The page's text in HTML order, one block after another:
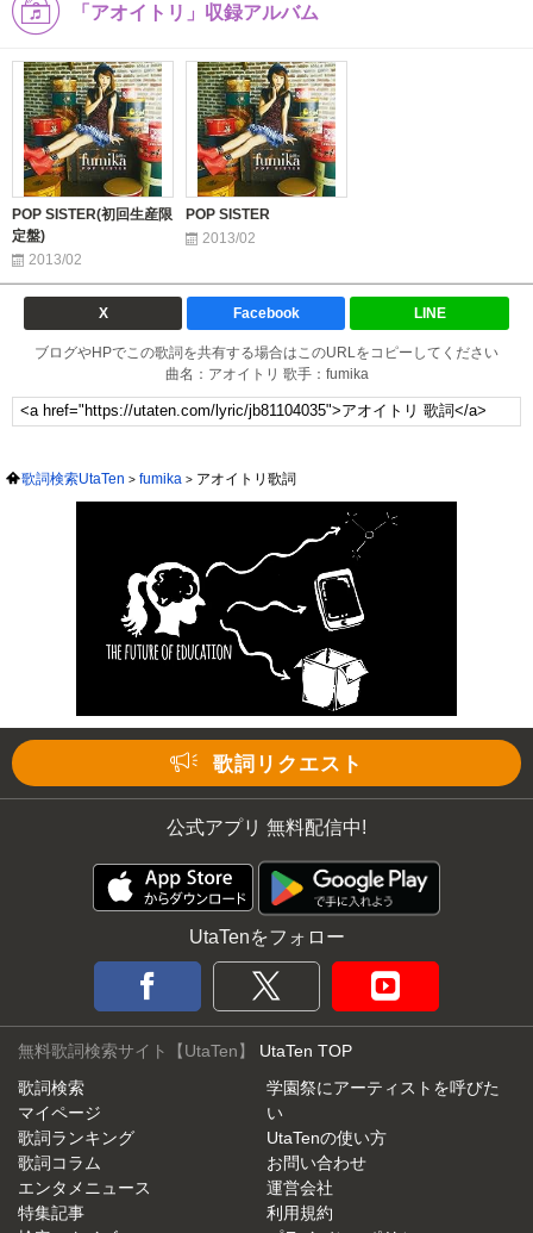
「アオイトリ」収録アルバム
POP SISTER(初回生産限
定盤)
2013/02
POP SISTER
2013/02
X Facebook LINE
ブログやHPでこの歌詞を共有する場合はこのURLをコピーしてください
曲名：アオイトリ 歌手：fumika
歌詞検索UtaTen fumika アオイトリ歌詞
歌詞リクエスト
公式アプリ 無料配信中!
UtaTenをフォロー
無料歌詞検索サイト【UtaTen】 UtaTen TOP
歌詞検索
マイページ
歌詞ランキング
歌詞コラム
エンタメニュース
特集記事
学園祭にアーティストを呼びた
い
UtaTenの使い方
お問い合わせ
運営会社
利用規約